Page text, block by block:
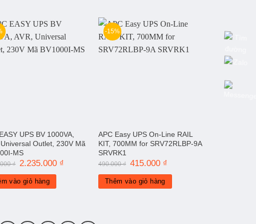
UPS BV 1000VA,
Outlet, 230V Mã
MS
₫
Giá
là:
2.450.000 ₫.
2.235.000 ₫
2.235.000 ₫.
vào giỏ hàng
-15%
APC Easy UPS On-Line RAIL
KIT, 700MM for SRV72RLBP-9A
SRVRK1
490.000₫ Giá
là:
490.000 ₫.
415.000 ₫
tại
415.000 ₫.
Thêm vào giỏ hàng